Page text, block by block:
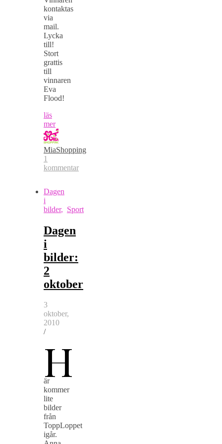
kontaktas
via
mail.
Lycka
till!
Stort
grattis
till
vinnaren
Eva
Flood!
läs
mer
MiaShopping
1
kommentar
Dagen
i
bilder, Sport
Dagen
i
bilder:
2
oktober
3
oktober,
2010
/
H
är
kommer
lite
bilder
från
ToppLoppet
igår.